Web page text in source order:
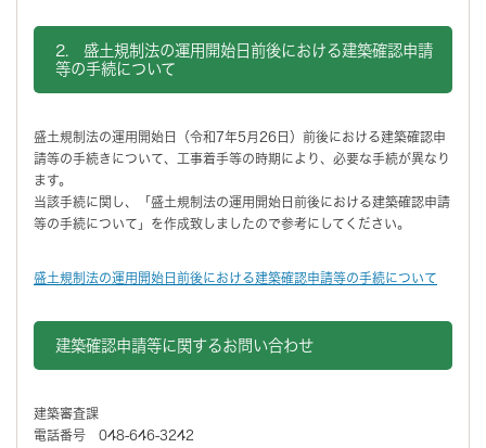
2. 盛土規制法の運用開始日前後における建築確認申請
等の手続について
盛土規制法の運用開始日（令和7年5月26日）前後における建築確認申
請等の手続きについて、工事着手等の時期により、必要な手続が異なり
ます。
当該手続に関し、「盛土規制法の運用開始日前後における建築確認申請
等の手続について」を作成致しましたので参考にしてください。
盛土規制法の運用開始日前後における建築確認申請等の手続について
建築確認申請等に関するお問い合わせ
建築審査課
電話番号 048-646-3242